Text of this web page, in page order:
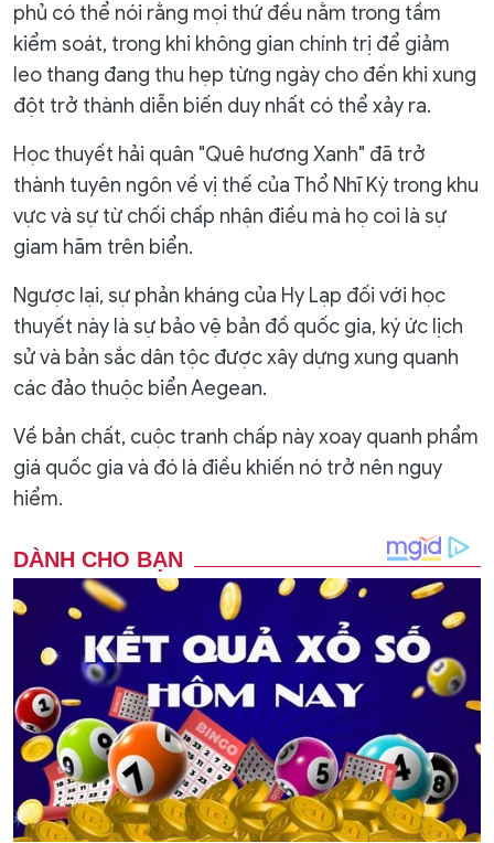
phủ có thể nói rằng mọi thứ đều nằm trong tầm
kiểm soát, trong khi không gian chính trị để giảm
leo thang đang thu hẹp từng ngày cho đến khi xung
đột trở thành diễn biến duy nhất có thể xảy ra.
Học thuyết hải quân "Quê hương Xanh" đã trở
thành tuyên ngôn về vị thế của Thổ Nhĩ Kỳ trong khu
vực và sự từ chối chấp nhận điều mà họ coi là sự
giam hãm trên biển.
Ngược lại, sự phản kháng của Hy Lạp đối với học
thuyết này là sự bảo vệ bản đồ quốc gia, ký ức lịch
sử và bản sắc dân tộc được xây dựng xung quanh
các đảo thuộc biển Aegean.
Về bản chất, cuộc tranh chấp này xoay quanh phẩm
giá quốc gia và đó là điều khiến nó trở nên nguy
hiểm.